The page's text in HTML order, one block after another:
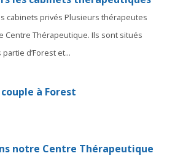
cabinets privés Plusieurs thérapeutes
Centre Thérapeutique. Ils sont situés
d’Forest et...
à Forest
notre Centre Thérapeutique